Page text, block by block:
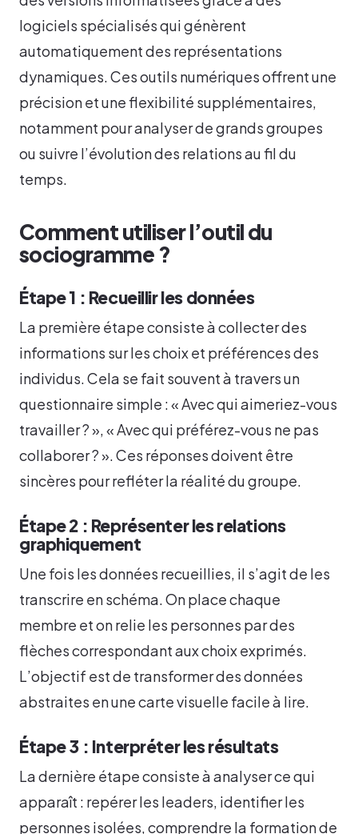
logiciels spécialisés qui génèrent
automatiquement des représentations
dynamiques. Ces outils numériques offrent une
précision et une flexibilité supplémentaires,
notamment pour analyser de grands groupes
ou suivre l’évolution des relations au fil du
temps.
Comment utiliser l’outil du
sociogramme ?
Étape 1 : Recueillir les données
La première étape consiste à collecter des
informations sur les choix et préférences des
individus. Cela se fait souvent à travers un
questionnaire simple : « Avec qui aimeriez-vous
travailler ? », « Avec qui préférez-vous ne pas
collaborer ? ». Ces réponses doivent être
sincères pour refléter la réalité du groupe.
Étape 2 : Représenter les relations
graphiquement
Une fois les données recueillies, il s’agit de les
transcrire en schéma. On place chaque
membre et on relie les personnes par des
flèches correspondant aux choix exprimés.
L’objectif est de transformer des données
abstraites en une carte visuelle facile à lire.
Étape 3 : Interpréter les résultats
La dernière étape consiste à analyser ce qui
apparaît : repérer les leaders, identifier les
personnes isolées, comprendre la formation de